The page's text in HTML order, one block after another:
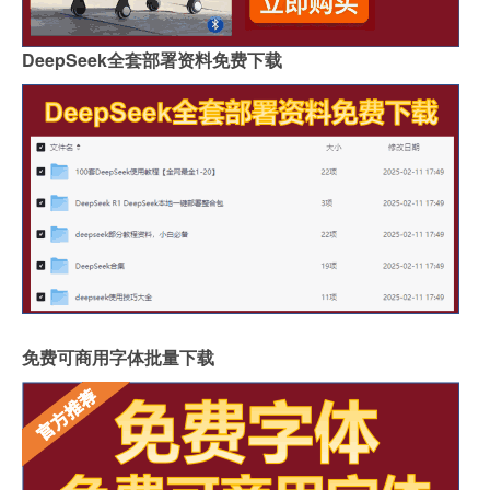
DeepSeek全套部署资料免费下载
免费可商用字体批量下载